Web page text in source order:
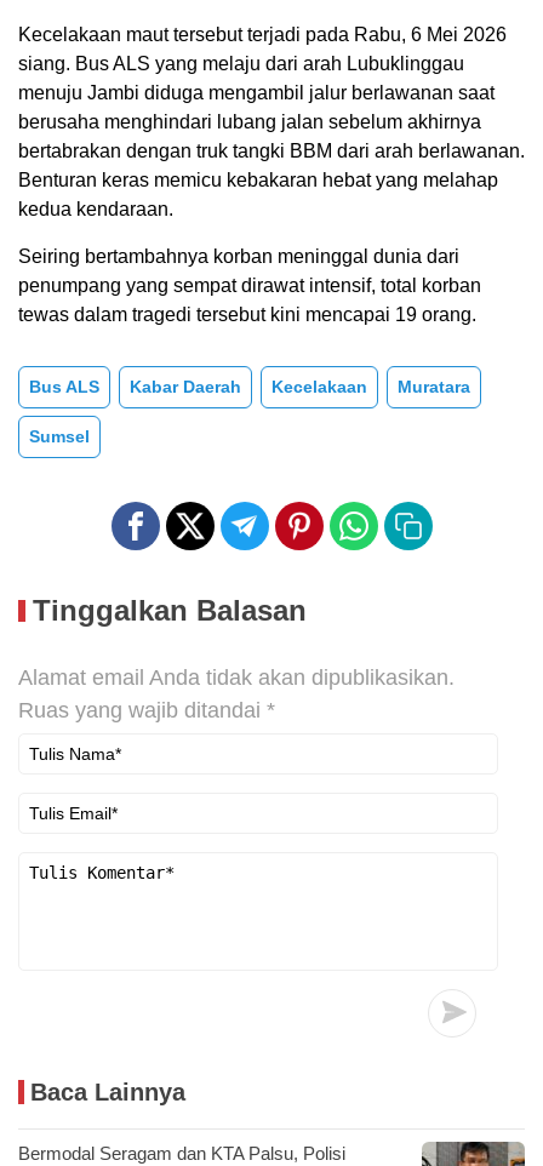
Kecelakaan maut tersebut terjadi pada Rabu, 6 Mei 2026
siang. Bus ALS yang melaju dari arah Lubuklinggau
menuju Jambi diduga mengambil jalur berlawanan saat
berusaha menghindari lubang jalan sebelum akhirnya
bertabrakan dengan truk tangki BBM dari arah berlawanan.
Benturan keras memicu kebakaran hebat yang melahap
kedua kendaraan.
Seiring bertambahnya korban meninggal dunia dari
penumpang yang sempat dirawat intensif, total korban
tewas dalam tragedi tersebut kini mencapai 19 orang.
Bus ALS Kabar Daerah Kecelakaan Muratara
Sumsel
Tinggalkan Balasan
Alamat email Anda tidak akan dipublikasikan.
Ruas yang wajib ditandai *
Baca Lainnya
Bermodal Seragam dan KTA Palsu, Polisi